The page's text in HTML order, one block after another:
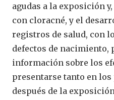
agudas a la exposición
con cloracné, y el
registros de salud, con
defectos de nacimiento,
información sobre los
presentarse tanto en
después de la